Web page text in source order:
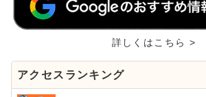
詳しくはこちら >
アクセスランキング